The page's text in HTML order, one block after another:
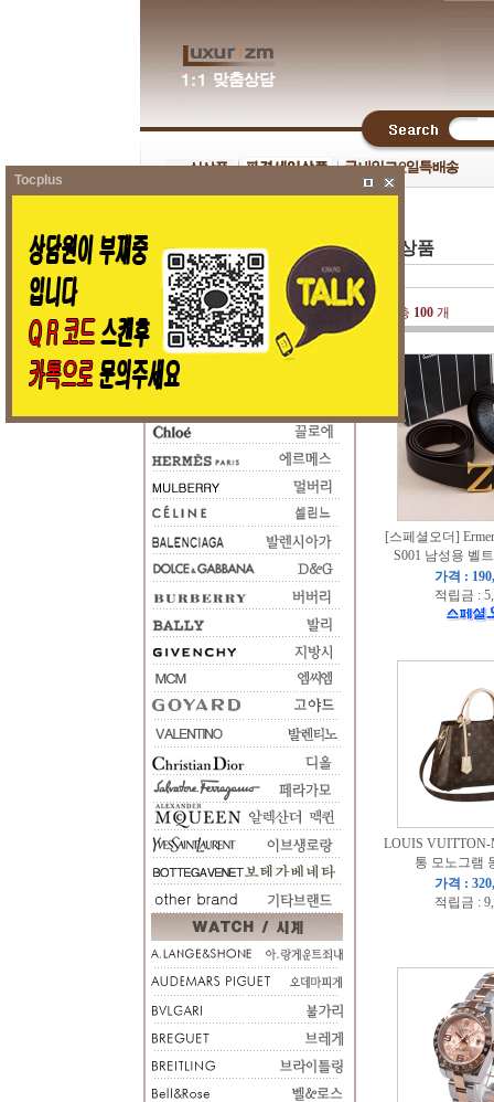
신상품
총 100개
[스페셜오더]
S001 남성용 벨
가격 :
적립금 :
LOUIS VUITTON-
통 모노그램
가격 :
적립금 :
Tocplus